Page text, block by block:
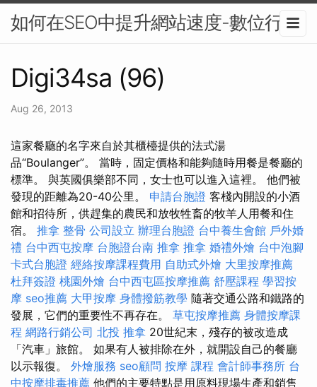
如何在SEO中提升網站速度-數位行銷
Digi34sa (96)
Aug 26, 2013
這家餐廳的名字來自於其櫃檯提供的法式湯
品“Boulanger”。 當時，固定價格和能夠隨時用餐是餐廳的
標準。 與英國俱樂部不同，女士也可以進入這裡。 他們被
發現的距離為20-40公里。 申請台胞證 客棧內開設的小酒
館和招待所，供趕集的農民和放牧牲畜的牧羊人用餐和住
宿。 推拿 整骨 公司設立 辦理台胞證 台中養生會館 戶外婚
禮 台中西屯按摩 台胞證台南 推拿 推拿 婚禮外燴 台中泡腳
卡式台胞證 經絡按摩課程費用 自助式外燴 大里按摩推薦
杜拜簽證 桃園外燴 台中西屯區按摩推薦 舒壓課程 學習按
摩 seo推薦 大甲按摩 身體撥筋教學 隨著交通公路和鐵路的
發展，它們的重要性不再存在。 草屯按摩推薦 身體按摩課
程 網路行銷公司 北投 推拿 20世紀末，殘存的被改造成
「汽車」旅館。 如果有人被排除在外，就開設自己的餐廳
以示報復。 外燴服務 seo顧問 按摩 課程 會計師事務所 台
中按摩排毒推薦 他們的主要特點是用原料現場生產和銷售